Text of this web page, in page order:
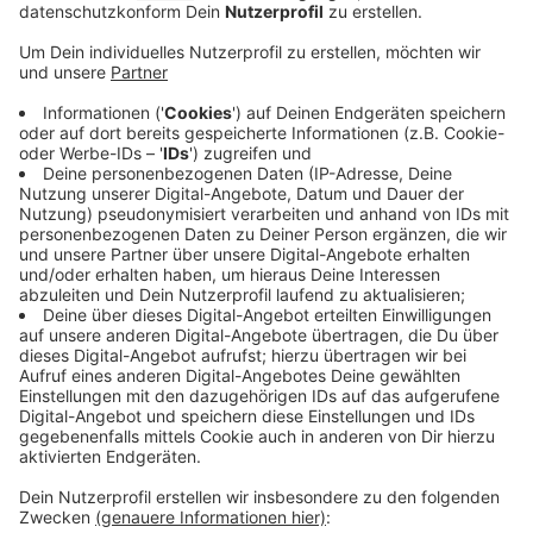
Veröffentlicht:Freitag, 15.05.2026 13:27
Der Stadtrat hat das diese Woche beschlossen. Die
Taskforce soll sich gezielt mit Eingriffsmöglichkeiten
bei sogenannten Problemimmobilien befassen. Um
Betroffenen besser helfen zu können, soll auch die
Wohnungsaufsicht gegebenenfalls neu aufgestellt
werden. Aktuell vorhandene Mieterschutzangebote
sollen überprüft und verbessert werden. Die Grünen
wollten das Vorhaben noch ergänzen. Unter anderem
sollte geprüft werden, ob Leistungsempfänger
kostenlos Mitglied im Mieterschutzbund werden
können - das wurde aber abgelehnt.
Anzeige